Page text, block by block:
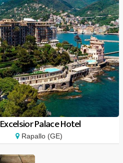
Excelsior Palace Hotel
Rapallo (GE)